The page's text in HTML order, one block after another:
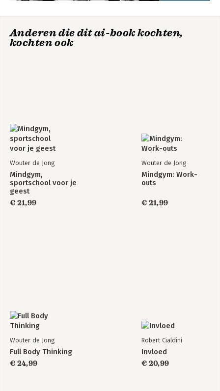
je hoofd
Anderen die dit ai-book kochten,
kochten ook
Wouter de Jong
Mindgym,
sportschool voor je
geest
€ 21,99
Wouter de Jong
Mindgym: Work-
outs
€ 21,99
Wouter de Jong
Full Body Thinking
€ 24,99
Robert Cialdini
Invloed
€ 20,99